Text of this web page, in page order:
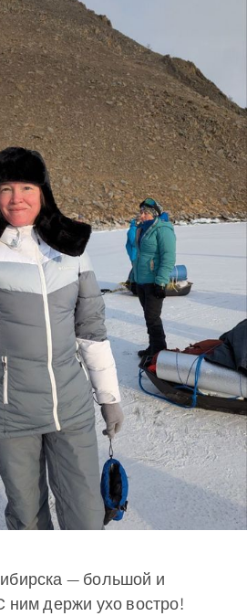
— большой и
держи ухо востро!